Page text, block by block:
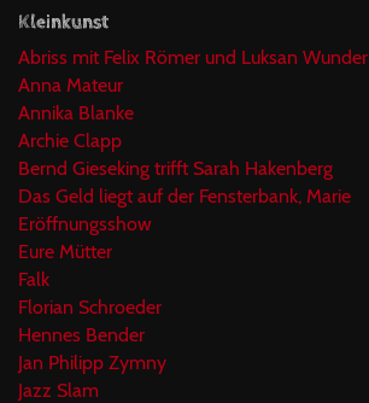
Kleinkunst
Abriss mit Felix Römer und Luksan Wunder
Anna Mateur
Annika Blanke
Archie Clapp
Bernd Gieseking trifft Sarah Hakenberg
Das Geld liegt auf der Fensterbank, Marie
Eröffnungsshow
Eure Mütter
Falk
Florian Schroeder
Hennes Bender
Jan Philipp Zymny
Jazz Slam